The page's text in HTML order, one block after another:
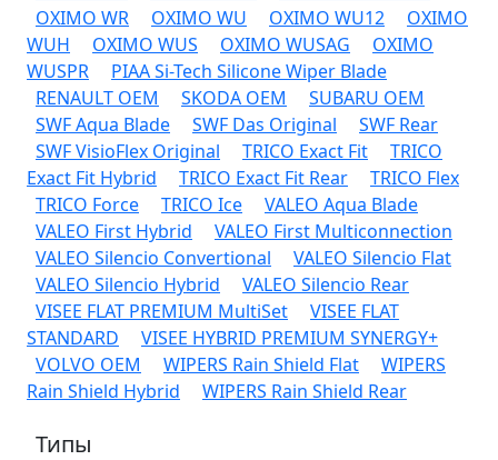
OXIMO WR
OXIMO WU OXIMO WU12
OXIMO
WUH
OXIMO WUS OXIMO WUSAG
OXIMO
WUSPR
PIAA Si-Tech Silicone Wiper Blade
RENAULT OEM
SKODA OEM
SUBARU OEM
SWF Aqua Blade
SWF Das Original
SWF Rear
SWF VisioFlex Original
TRICO Exact Fit
TRICO
Exact Fit Hybrid
TRICO Exact Fit Rear
TRICO Flex
TRICO Force
TRICO Ice
VALEO Aqua Blade
VALEO First Hybrid
VALEO First Multiconnection
VALEO Silencio Convertional
VALEO Silencio Flat
VALEO Silencio Hybrid
VALEO Silencio Rear
VISEE FLAT PREMIUM MultiSet
VISEE FLAT
STANDARD
VISEE HYBRID PREMIUM SYNERGY+
VOLVO OEM
WIPERS Rain Shield Flat
WIPERS
Rain Shield Hybrid
WIPERS Rain Shield Rear
Типы